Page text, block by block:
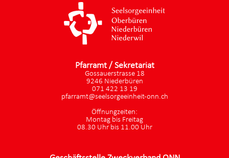
Pfarramt / Sekretariat
Gossauerstrasse 18
9246 Niederbüren
071 422 13 19
pfarramt@seelsorgeeinheit-onn.ch
Öffnungzeiten:
Montag bis Freitag
08.30 Uhr bis 11.00 Uhr